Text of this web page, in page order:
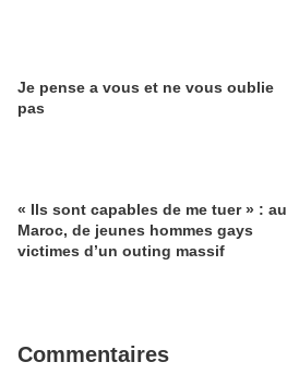
Je pense a vous et ne vous oublie
pas
« Ils sont capables de me tuer » : au
Maroc, de jeunes hommes gays
victimes d’un outing massif
Commentaires